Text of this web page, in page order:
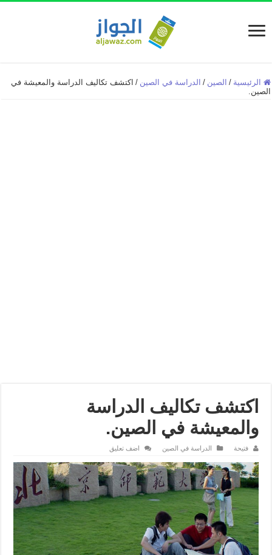
الرئيسية / الصين / الدراسة في الصين / اكتشف تكاليف الدراسة والمعيشة في
الصين.
اكتشف تكاليف الدراسة
والمعيشة في الصين.
فتيحة الدراسة في الصين اضف تعليق